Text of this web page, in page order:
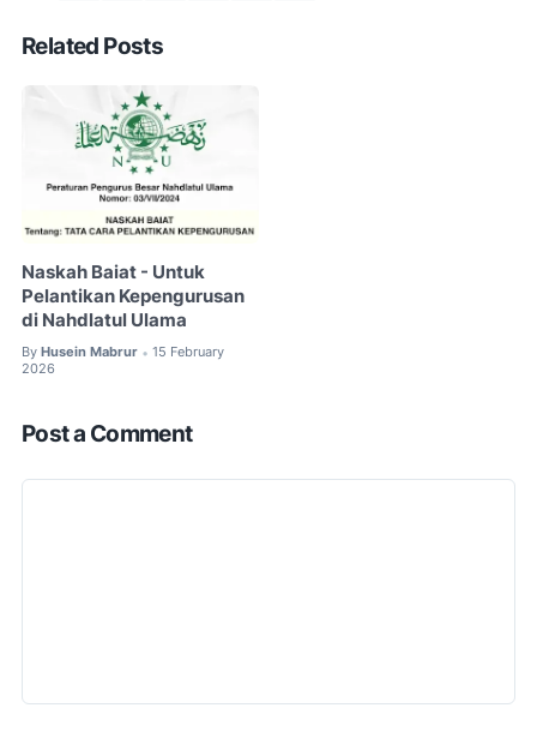
Related Posts
Naskah Baiat - Untuk
Pelantikan Kepengurusan
di Nahdlatul Ulama
By Husein Mabrur • 15 February
2026
Post a Comment